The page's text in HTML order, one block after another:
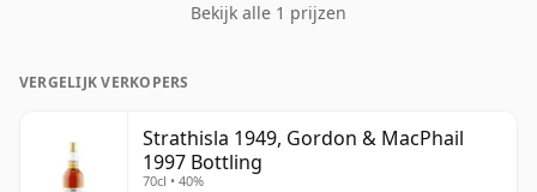
Bekijk alle 1 prijzen
VERGELIJK VERKOPERS
Strathisla 1949, Gordon & MacPhail
1997 Bottling
70cl • 40%